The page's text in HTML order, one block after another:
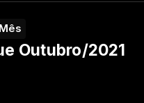
Outubro/2021